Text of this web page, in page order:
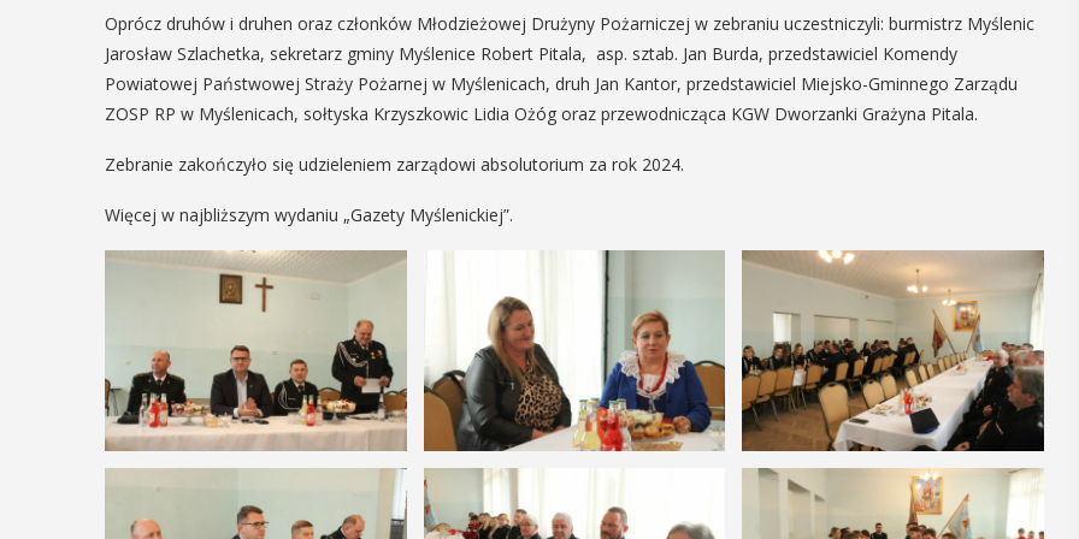
Oprócz druhów i druhen oraz członków Młodzieżowej Drużyny Pożarniczej w zebraniu uczestniczyli: burmistrz Myślenic
Jarosław Szlachetka, sekretarz gminy Myślenice Robert Pitala, asp. sztab. Jan Burda, przedstawiciel Komendy
Powiatowej Państwowej Straży Pożarnej w Myślenicach, druh Jan Kantor, przedstawiciel Miejsko-Gminnego Zarządu
ZOSP RP w Myślenicach, sołtyska Krzyszkowic Lidia Ożóg oraz przewodnicząca KGW Dworzanki Grażyna Pitala.
Zebranie zakończyło się udzieleniem zarządowi absolutorium za rok 2024.
Więcej w najbliższym wydaniu „Gazety Myślenickiej”.
wakacji, czyli 29-30
Myślenicach odbędzie się
Turnieju Myślimira.
organizowane przez
w Myślenicach
14
CZERWIEC
Cały dzień
„Oddaj krew-
Uratuj życie”
W niedzielę 14 czerwca na plaży
trawiastej na myślenickim Zarabiu
odbędzie się druga edycja wydarzenia
"Oddaj krew-Uratuj życie" łączące akcję
krwiodawstwa ze zlotem samochodów
pożarniczych. Organizatorami ...
27
CZERWIEC
Cały dzień
Basket
W sobotę 27 czerwca na myślenickim
Zarabiu odbędą się koszykarskie
zawody 3x3 Basket. Rozgrywany nad
myślenickim jazem turniej ma długą i
bogatą historię, która sięga roku ...
POKAŻ SZCZEGÓŁY